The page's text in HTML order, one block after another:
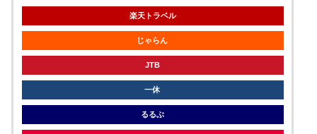
楽天トラベル
じゃらん
JTB
一休
るるぶ